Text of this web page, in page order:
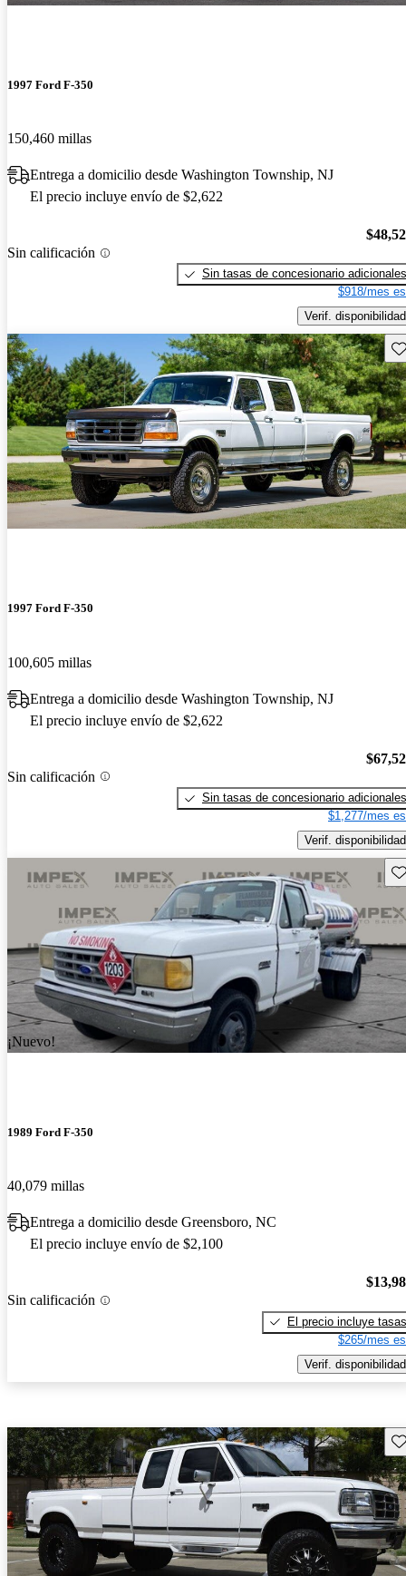
1997 Ford F-350
150,460 millas
Entrega a domicilio desde Washington Township, NJ
El precio incluye envío de $2,622
Sin calificación
Sin tasas de concesionario adicionales
$918/mes
Verif. disponibilidad
1997 Ford F-350
100,605 millas
Entrega a domicilio desde Washington Township, NJ
El precio incluye envío de $2,622
Sin calificación
Sin tasas de concesionario adicionales
$1,277/mes
Verif. disponibilidad
¡Nuevo!
1989 Ford F-350
40,079 millas
Entrega a domicilio desde Greensboro, NC
El precio incluye envío de $2,100
Sin calificación
El precio incluye tasas
$265/mes
Verif. disponibilidad